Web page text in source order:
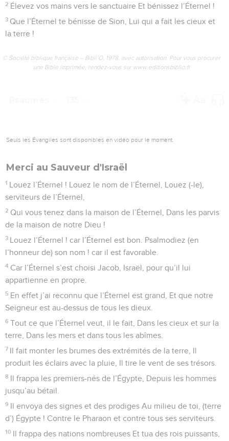
2 Élevez vos mains vers le sanctuaire Et bénissez l’Éternel !
3 Que l’Éternel te bénisse de Sion, Lui qui a fait les cieux et
la terre !
© Société biblique française – Bibli’O, 1978, avec autorisation. Pour vous procurer
une Bible imprimée, rendez-vous sur www.editionsbiblio.fr
Seuls les Évangiles sont disponibles en vidéo pour le moment.
Merci au Sauveur d'Israël
1 Louez l’Éternel ! Louez le nom de l’Éternel, Louez (-le),
serviteurs de l’Éternel,
2 Qui vous tenez dans la maison de l’Éternel, Dans les parvis
de la maison de notre Dieu !
3 Louez l’Éternel ! car l’Éternel est bon. Psalmodiez (en
l’honneur de) son nom ! car il est favorable.
4 Car l’Éternel s’est choisi Jacob, Israël, pour qu’il lui
appartienne en propre.
5 En effet j’ai reconnu que l’Éternel est grand, Et que notre
Seigneur est au-dessus de tous les dieux.
6 Tout ce que l’Éternel veut, il le fait, Dans les cieux et sur la
terre, Dans les mers et dans tous les abîmes.
7 Il fait monter les brumes des extrémités de la terre, Il
produit les éclairs avec la pluie, Il tire le vent de ses trésors.
8 Il frappa les premiers-nés de l’Égypte, Depuis les hommes
jusqu’au bétail.
9 Il envoya des signes et des prodiges Au milieu de toi, (terre
d’) Égypte ! Contre le Pharaon et contre tous ses serviteurs.
10 Il frappa des nations nombreuses Et tua des rois puissants,